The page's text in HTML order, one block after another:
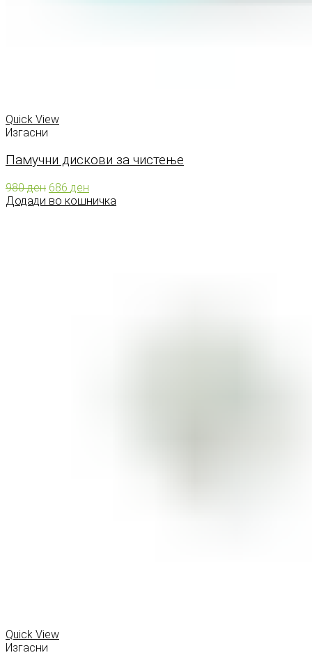
Quick View
Изгасни
Памучни дискови за чистење
980ден Original
price
686 ден
price
Додади во кошничка
Quick View
Изгасни